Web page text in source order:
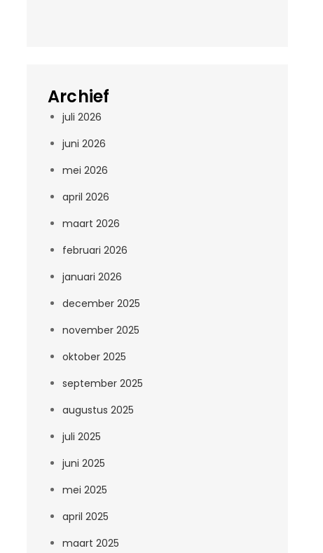
Archief
juli 2026
juni 2026
mei 2026
april 2026
maart 2026
februari 2026
januari 2026
december 2025
november 2025
oktober 2025
september 2025
augustus 2025
juli 2025
juni 2025
mei 2025
april 2025
maart 2025